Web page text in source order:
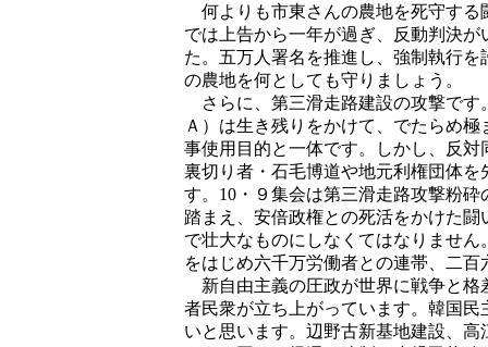
何よりも市東さんの農地を死守する
では上告から一年が過ぎ、反動判決
た。五万人署名を推進し、強制執行
の農地を何としても守りましょう。
さらに、第三滑走路建設の攻撃です
Ａ）は生き残りをかけて、でたらめ
事使用目的と一体です。しかし、反
裏切り者・石毛博道や地元利権団体
す。10・９集会は第三滑走路攻撃粉
踏まえ、安倍政権との死活をかけた
で壮大なものにしなくてはなりませ
をはじめ六千万労働者との連帯、二
新自由主義の圧政が世界に戦争と格
者民衆が立ち上がっています。韓国
いと思います。辺野古新基地建設、